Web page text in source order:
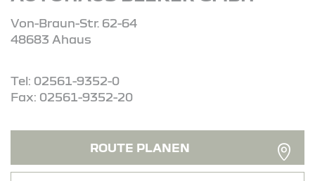
Von-Braun-Str. 62-64
48683 Ahaus
Tel: 02561-9352-0
Fax: 02561-9352-20
ROUTE PLANEN